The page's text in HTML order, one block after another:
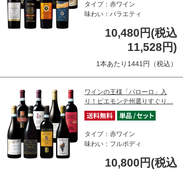
タイプ：赤ワイン
味わい：バラエティ
10,480円(税込
11,528円)
1本あたり1441円（税込）
ワインの王様「バローロ」入
り！ピエモンテ州選りすぐり…
タイプ：赤ワイン
味わい：フルボディ
10,800円(税込